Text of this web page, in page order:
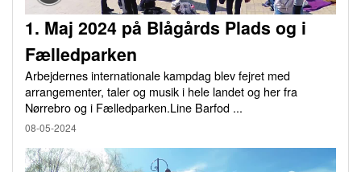
1. Maj 2024 på Blågårds Plads og i
Fælledparken
Arbejdernes internationale kampdag blev fejret med
arrangementer, taler og musik i hele landet og her fra
Nørrebro og i Fælledparken.Line Barfod ...
08-05-2024